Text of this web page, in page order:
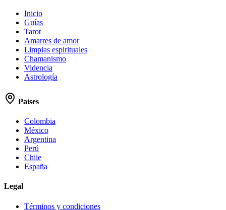
Inicio
Guías
Tarot
Amarres de amor
Limpias espirituales
Chamanismo
Videncia
Astrología
Países
Colombia
México
Argentina
Perú
Chile
España
Legal
Términos y condiciones